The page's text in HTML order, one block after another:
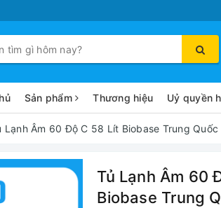
Sản phẩm Thương hiệu Uỷ quyền
Lạnh Âm 60 Độ C 58 Lít Biobase Trung
Tủ Lạnh Âm 60
Biobase Trung